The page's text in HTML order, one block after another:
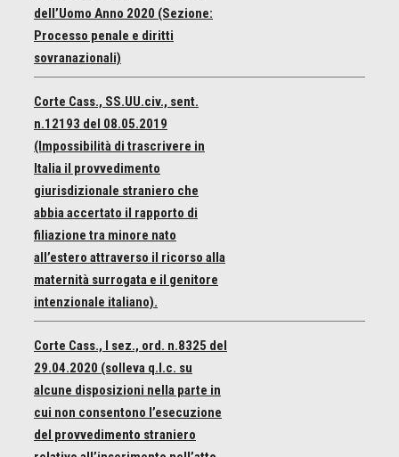
dell’Uomo Anno 2020 (Sezione:
Processo penale e diritti
sovranazionali)
Corte Cass., SS.UU.civ., sent.
n.12193 del 08.05.2019
(Impossibilità di trascrivere in
Italia il provvedimento
giurisdizionale straniero che
abbia accertato il rapporto di
filiazione tra minore nato
all’estero attraverso il ricorso alla
maternità surrogata e il genitore
intenzionale italiano).
Corte Cass., I sez., ord. n.8325 del
29.04.2020 (solleva q.l.c. su
alcune disposizioni nella parte in
cui non consentono l’esecuzione
del provvedimento straniero